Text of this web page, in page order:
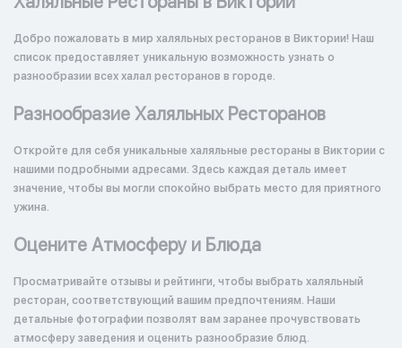
Добро пожаловать в мир халяльных ресторанов в Виктории! Наш
список предоставляет уникальную возможность узнать о
разнообразии всех халал ресторанов в городе.
Разнообразие Халяльных Ресторанов
Откройте для себя уникальные халяльные рестораны в Виктории с
нашими подробными адресами. Здесь каждая деталь имеет
значение, чтобы вы могли спокойно выбрать место для приятного
ужина.
Оцените Атмосферу и Блюда
Просматривайте отзывы и рейтинги, чтобы выбрать халяльный
ресторан, соответствующий вашим предпочтениям. Наши
детальные фотографии позволят вам заранее прочувствовать
атмосферу заведения и оценить разнообразие блюд.